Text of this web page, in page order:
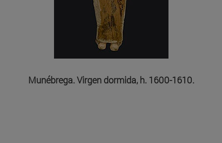
Munébrega. Virgen dormida, h. 1600-1610.